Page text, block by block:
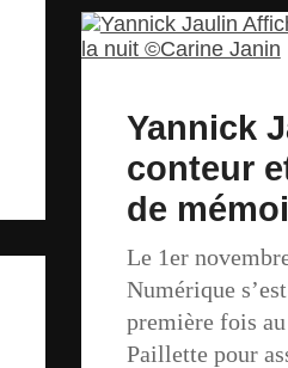
Yannick
conteur
de
Le 1er
Numérique
première fois
Paillette pour